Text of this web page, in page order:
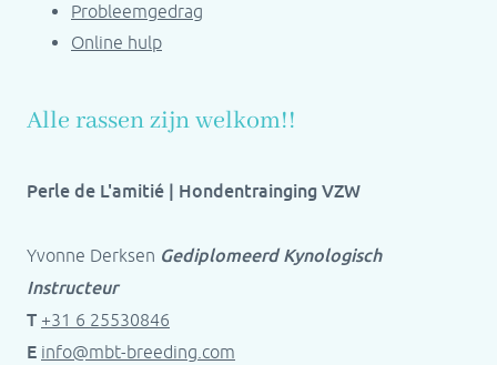
Probleemgedrag
Online hulp
Alle rassen zijn welkom!!
Perle de L'amitié | Hondentrainging VZW
Yvonne Derksen Gediplomeerd Kynologisch
Instructeur
T +31 6 25530846
E info@mbt-breeding.com